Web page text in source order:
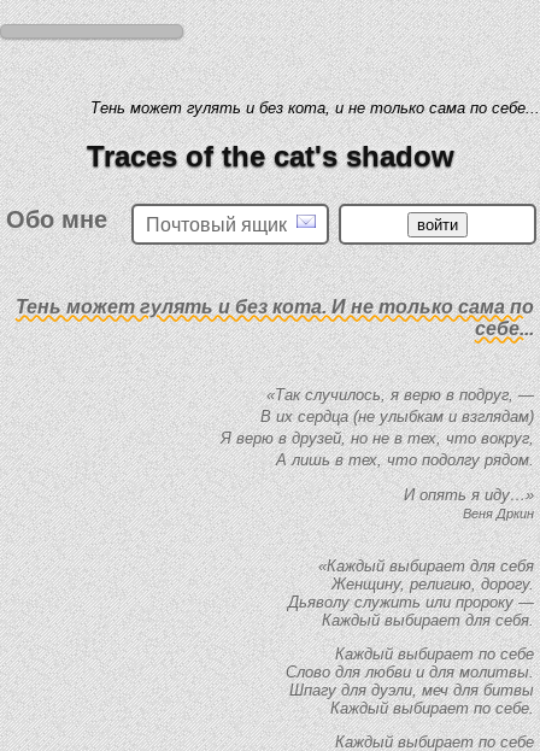
Тень может гулять и без кота, и не только сама по себе...
Traces of the cat's shadow
Почтовый ящик
Обо мне
Тень может гулять и без кота. И не только сама по
себе...
«Так случилось, я верю в подруг, —
В их сердца (не улыбкам и взглядам)
Я верю в друзей, но не в тех, что вокруг,
А лишь в тех, что подолгу рядом.
И опять я иду…»
Веня Дркин
«Каждый выбирает для себя
Женщину, религию, дорогу.
Дьяволу служить или пророку —
Каждый выбирает для себя.
Каждый выбирает по себе
Слово для любви и для молитвы.
Шпагу для дуэли, меч для битвы
Каждый выбирает по себе.
Каждый выбирает по себе